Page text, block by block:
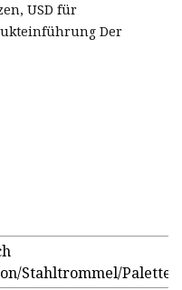
USD für
Der
Stahltrommel/Palette